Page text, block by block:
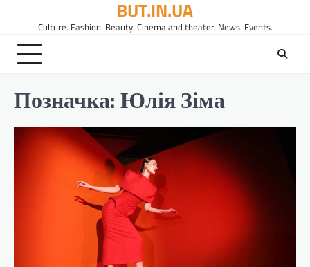
вмісту
BUT.IN.UA
Culture. Fashion. Beauty. Cinema and theater. News. Events.
Позначка:Юлія Зіма